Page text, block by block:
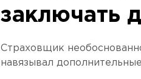
заключать
Страховщик
навязывал